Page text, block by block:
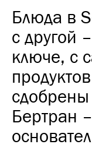
Блюда в
с другой
ключе, с
Бертран